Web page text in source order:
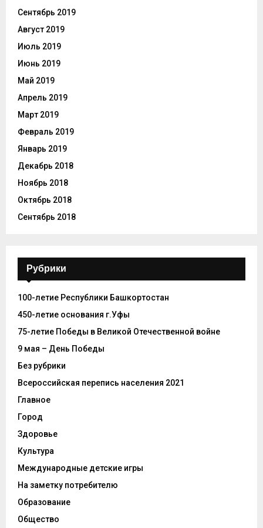
Сентябрь 2019
Август 2019
Июль 2019
Июнь 2019
Май 2019
Апрель 2019
Март 2019
Февраль 2019
Январь 2019
Декабрь 2018
Ноябрь 2018
Октябрь 2018
Сентябрь 2018
Рубрики
100-летие Республики Башкортостан
450-летие основания г.Уфы
75-летие Победы в Великой Отечественной войне
9 мая – День Победы
Без рубрики
Всероссийская перепись населения 2021
Главное
Город
Здоровье
Культура
Международные детские игры
На заметку потребителю
Образование
Общество